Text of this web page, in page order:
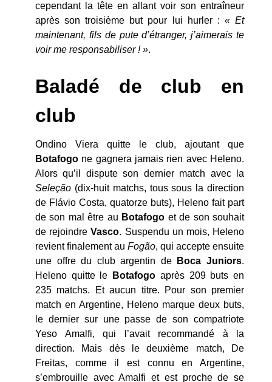
cependant la tête en allant voir son entraîneur
après son troisième but pour lui hurler : « Et
maintenant, fils de pute d’étranger, j’aimerais te
voir me responsabiliser ! ».
Baladé de club en
club
Ondino Viera quitte le club, ajoutant que
Botafogo ne gagnera jamais rien avec Heleno.
Alors qu’il dispute son dernier match avec la
Seleção (dix-huit matchs, tous sous la direction
de Flávio Costa, quatorze buts), Heleno fait part
de son mal être au Botafogo et de son souhait
de rejoindreVasco. Suspendu un mois, Heleno
revient finalement au Fogão, qui accepte ensuite
une offre du club argentin de
Boca Juniors.
Heleno quitte le
Botafogo après 209 buts en
235 matchs. Et aucun titre. Pour son premier
match en Argentine, Heleno marque deux buts,
le dernier sur une passe de son compatriote
Yeso Amalfi, qui l’avait recommandé à la
direction. Mais dès le deuxième match, De
Freitas, comme il est connu en Argentine,
s’embrouille avec Amalfi et est proche de se